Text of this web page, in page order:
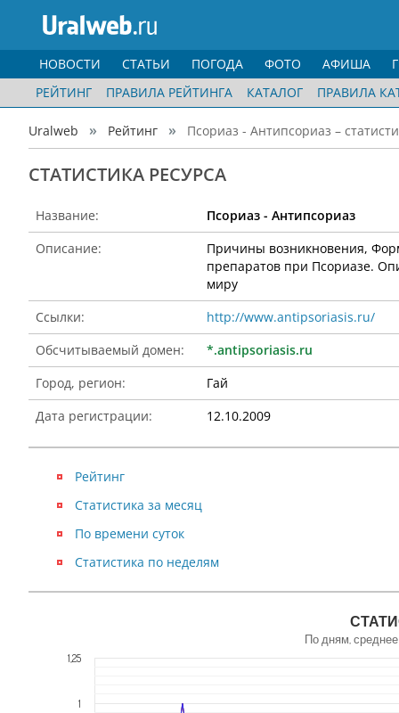
НОВОСТИ СТАТЬИ ПОГОДА ФОТО АФИША
РЕЙТИНГ
ПРАВИЛА РЕЙТИНГА КАТАЛОГ ПРАВИЛА
Uralweb Рейтинг Псориаз - Антипсориаз –
CТАТИСТИКА РЕСУРСА
Название:
Псориаз - Антипсориаз
Описание:
Причины возникновения,
препаратов при Псориазе.
миру
Ссылки:
http://www.antipsoriasis.ru/
Обсчитываемый домен:
*.antipsoriasis.ru
Город, регион:
Гай
Дата регистрации:
12.10.2009
Рейтинг
Статистика за месяц
По времени суток
Статистика по неделям
По дням,
1
1,25